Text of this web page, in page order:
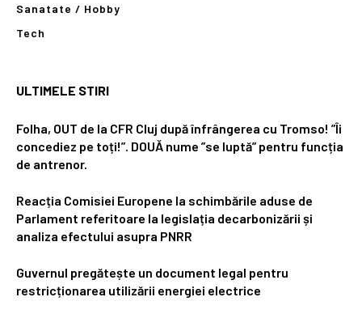
Sanatate / Hobby
Tech
ULTIMELE STIRI
Folha, OUT de la CFR Cluj după înfrângerea cu Tromso! ”Îi
concediez pe toți!”. DOUĂ nume ”se luptă” pentru funcția
de antrenor.
Reacția Comisiei Europene la schimbările aduse de
Parlament referitoare la legislația decarbonizării și
analiza efectului asupra PNRR
Guvernul pregătește un document legal pentru
restricționarea utilizării energiei electrice